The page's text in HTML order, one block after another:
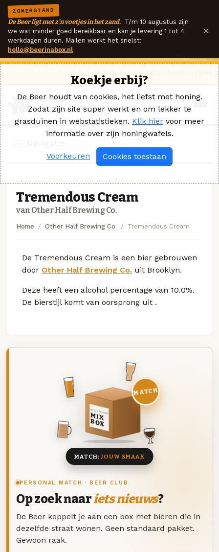
ZOMERSTAND
De Beer ligt met z'n voetjes in het zand. T/m 10 augustus zijn
we wat minder goed bereikbaar en kan je levering 1 tot 4
werkdagen duren. Mailen werkt het snelst:
hello@beerinabox.nl
×
Tremendous Cream
van Other Half Brewing Co.
Home Other Half Brewing Co. Tremendous Cream
De Tremendous Cream is een bier gebrouwen
door Other Half Brewing Co. uit Brooklyn.
Deze heeft een alcohol percentage van 10.0%.
De bierstijl komt van oorsprong uit .
PERSONAL MATCH · BEER CLUB
Op zoek naariets nieuws?
De Beer koppelt je aan een box met bieren die in
dezelfde straat wonen. Geen standaard pakket.
Gewoon raak.
DEZE MAAND
MIX
BOX
8 BIEREN
MATCH
MATCH:JOUW SMAAK
Koekje erbij?
De Beer houdt van cookies, het liefst met honing.
Zodat zijn site super werkt en om lekker te
grasduinen in webstatistieken. Klik hier voor meer
informatie over zijn honingwafels.
Voorkeuren Cookies toestaan